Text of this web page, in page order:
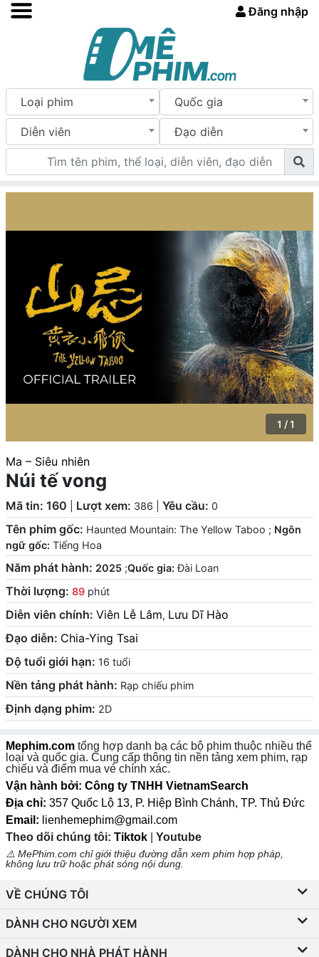
Đăng nhập
Loại phim Quốc gia
Diễn viên Đạo diễn
1 / 1
Ma – Siêu nhiên
Núi tế vong
Mã tin: 160 Lượt xem: 386 Yêu cầu: 0
Tên phim gốc: Haunted Mountain: The Yellow Taboo ; Ngôn
ngữ gốc: Tiếng Hoa
Năm phát hành: 2025 ;Quốc gia:Đài Loan
Thời lượng: 89 phút
Diễn viên chính: Viên Lễ Lâm, Lưu Dĩ Hào
Đạo diễn: Chia-Ying Tsai
Độ tuổi giới hạn: 16 tuổi
Nền tảng phát hành: Rạp chiếu phim
Định dạng phim: 2D
Mephim.com tổng hợp danh bạ các bộ phim thuộc nhiều thể
loại và quốc gia. Cung cấp thông tin nền tảng xem phim, rạp
chiếu và điểm mua vé chính xác.
Vận hành bởi: Công ty TNHH VietnamSearch
Địa chỉ: 357 Quốc Lộ 13, P. Hiệp Bình Chánh, TP. Thủ Đức
Email: lienhemephim@gmail.com
Theo dõi chúng tôi: Tiktok Youtube
⚠️ MePhim.com chỉ giới thiệu đường dẫn xem phim hợp pháp,
không lưu trữ hoặc phát sóng nội dung.
VỀ CHÚNG TÔI
DÀNH CHO NGƯỜI XEM
DÀNH CHO NHÀ PHÁT HÀNH